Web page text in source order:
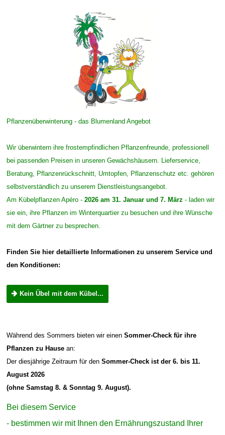
Pflanzenüberwinterung - das Blumenland Angebot
Wir überwintern ihre frostempfindlichen Pflanzenfreunde, professionell
bei passenden Preisen in unseren Gewächshäusern. Lieferservice,
Beratung, Pflanzenrückschnitt, Umtopfen, Pflanzenschutz etc. gehören
selbstverständlich zu unserem Dienstleistungsangebot.
Am Kübelpflanzen Apéro -2026 am 31. Januar und 7. März - laden wir
sie ein, ihre Pflanzen im Winterquartier zu besuchen und ihre Wünsche
mit dem Gärtner zu besprechen.
Finden Sie hier detaillierte Informationen zu unserem Service und
den Konditionen:
Kein Übel mit dem Kübel...
Während des Sommers bieten wir einenSommer-Check für ihre
Pflanzen zu Hause an:
Der diesjährige Zeitraum für denSommer-Check ist der 6. bis 11.
August 2026
(ohne Samstag 8. & Sonntag 9. August).
Bei diesem Service
- bestimmen wir mit Ihnen den Ernährungszustand Ihrer